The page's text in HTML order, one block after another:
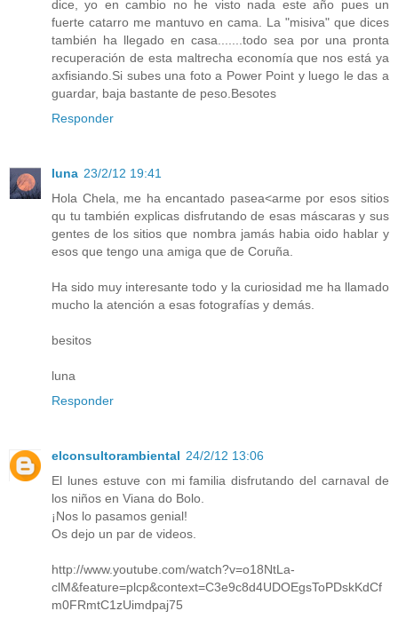
dice, yo en cambio no he visto nada este año pues un
fuerte catarro me mantuvo en cama. La "misiva" que dices
también ha llegado en casa.......todo sea por una pronta
recuperación de esta maltrecha economía que nos está ya
axfisiando.Si subes una foto a Power Point y luego le das a
guardar, baja bastante de peso.Besotes
Responder
luna 23/2/12 19:41
Hola Chela, me ha encantado pasea<arme por esos sitios
qu tu también explicas disfrutando de esas máscaras y sus
gentes de los sitios que nombra jamás habia oido hablar y
esos que tengo una amiga que de Coruña.
Ha sido muy interesante todo y la curiosidad me ha llamado
mucho la atención a esas fotografías y demás.
besitos
luna
Responder
elconsultorambiental 24/2/12 13:06
El lunes estuve con mi familia disfrutando del carnaval de
los niños en Viana do Bolo.
¡Nos lo pasamos genial!
Os dejo un par de videos.
http://www.youtube.com/watch?v=o18NtLa-
clM&feature=plcp&context=C3e9c8d4UDOEgsToPDskKdCf
m0FRmtC1zUimdpaj75